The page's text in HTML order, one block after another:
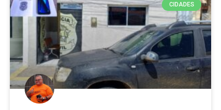
CIDADES